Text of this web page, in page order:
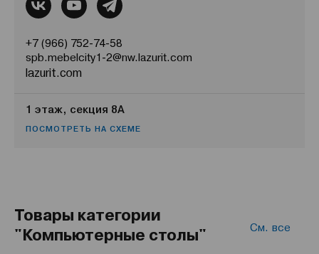
+7 (966) 752-74-58
spb.mebelcity1-2@nw.lazurit.com
lazurit.com
1 этаж, секция 8А
ПОСМОТРЕТЬ НА СХЕМЕ
Товары категории
"Компьютерные столы"
См. все